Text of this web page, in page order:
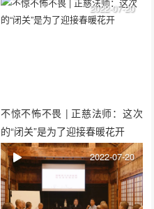
不惊不怖不畏 | 正慈法师：这次
的“闭关”是为了迎接春暖花开
2022-07-20
2022-07-20